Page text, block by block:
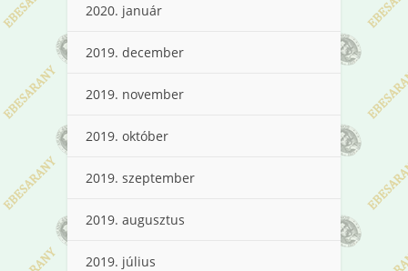
2020. január
2019. december
2019. november
2019. október
2019. szeptember
2019. augusztus
2019. július